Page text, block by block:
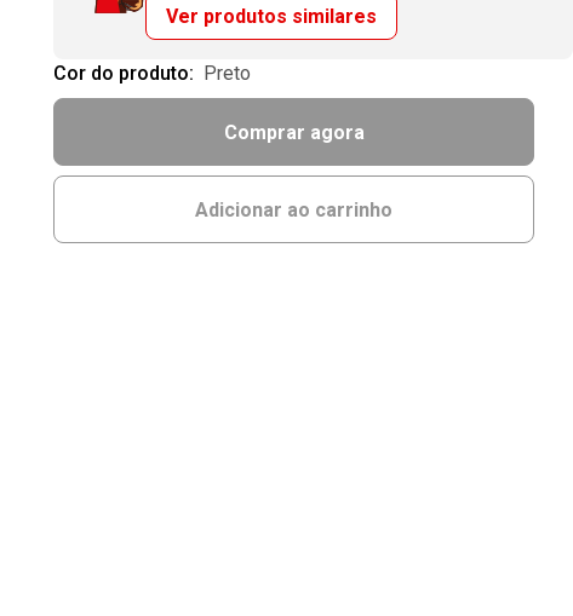
Ver produtos similares
Cor do produto: preto
Comprar agora
Adicionar ao carrinho